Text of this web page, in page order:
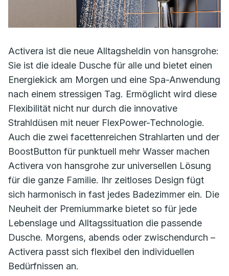
Activera ist die neue Alltagsheldin von hansgrohe:
Sie ist die ideale Dusche für alle und bietet einen
Energiekick am Morgen und eine Spa-Anwendung
nach einem stressigen Tag. Ermöglicht wird diese
Flexibilität nicht nur durch die innovative
Strahldüsen mit neuer FlexPower-Technologie.
Auch die zwei facettenreichen Strahlarten und der
BoostButton für punktuell mehr Wasser machen
Activera von hansgrohe zur universellen Lösung
für die ganze Familie. Ihr zeitloses Design fügt
sich harmonisch in fast jedes Badezimmer ein. Die
Neuheit der Premiummarke bietet so für jede
Lebenslage und Alltagssituation die passende
Dusche. Morgens, abends oder zwischendurch –
Activera passt sich flexibel den individuellen
Bedürfnissen an.